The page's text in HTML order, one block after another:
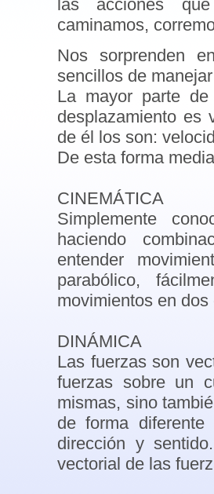
las acciones
caminamos,
Nos sorprenden
sencillos de
La mayor parte
desplazamiento es
de él los son:
De esta forma
CINEMÁTICA
Simplemente
haciendo
entender
parabólico,
movimientos en
DINÁMICA
Las fuerzas son
fuerzas sobre un
mismas, sino
de forma
dirección y
vectorial de las